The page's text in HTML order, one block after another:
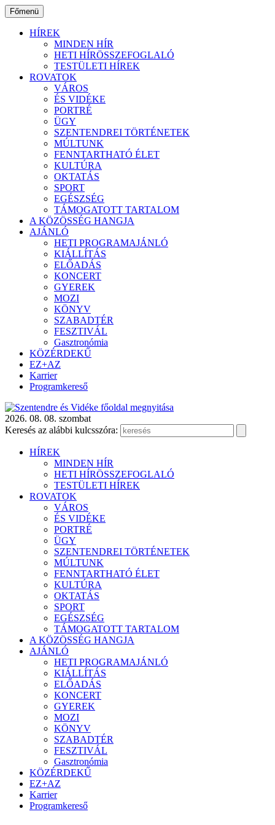
Ugrás
a
tartalomhoz
Főmenü
HÍREK
MINDEN HÍR
HETI HÍRÖSSZEFOGLALÓ
TESTÜLETI HÍREK
ROVATOK
VÁROS
ÉS VIDÉKE
PORTRÉ
ÜGY
SZENTENDREI TÖRTÉNETEK
MÚLTUNK
FENNTARTHATÓ ÉLET
KULTÚRA
OKTATÁS
SPORT
EGÉSZSÉG
TÁMOGATOTT TARTALOM
A KÖZÖSSÉG HANGJA
AJÁNLÓ
HETI PROGRAMAJÁNLÓ
KIÁLLÍTÁS
ELŐADÁS
KONCERT
GYEREK
MOZI
KÖNYV
SZABADTÉR
FESZTIVÁL
Gasztronómia
KÖZÉRDEKŰ
EZ+AZ
Karrier
Programkereső
2026. 08. 08. szombat
Keresés az alábbi kulcsszóra:
HÍREK
MINDEN HÍR
HETI HÍRÖSSZEFOGLALÓ
TESTÜLETI HÍREK
ROVATOK
VÁROS
ÉS VIDÉKE
PORTRÉ
ÜGY
SZENTENDREI TÖRTÉNETEK
MÚLTUNK
FENNTARTHATÓ ÉLET
KULTÚRA
OKTATÁS
SPORT
EGÉSZSÉG
TÁMOGATOTT TARTALOM
A KÖZÖSSÉG HANGJA
AJÁNLÓ
HETI PROGRAMAJÁNLÓ
KIÁLLÍTÁS
ELŐADÁS
KONCERT
GYEREK
MOZI
KÖNYV
SZABADTÉR
FESZTIVÁL
Gasztronómia
KÖZÉRDEKŰ
EZ+AZ
Karrier
Programkereső